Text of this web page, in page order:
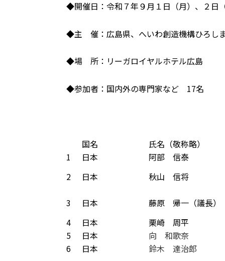
◆開催日：令和７年９月１日（月）、２日
◆主 催：広島県、へいわ創造機構ひろし
◆場 所：リーガロイヤルホテル広島
◆参加者：国内外の専門家など 17名
国名
氏名（敬称略）
1
日本
阿部 信泰
2
日本 秋山 信将
3 日本
藤原 帰一（議長）
4
日本
栗崎 周平
5
日本
向 和歌奈
6
日本
鈴木 達治郎